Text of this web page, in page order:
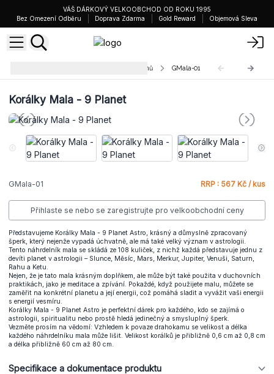
VÁŠ DÁRKOVÝ VELKOOBCHOD OD ROKU 1995
Bez Omezení Odběru
Doprava Zdarma Gold Reward Objemová Sleva
Korálky Mala ze Vzácných Kamenů GMala-01
Korálky Mala - 9 Planet
GMala-01 RRP : 567 Kč / kus
Přihlaste se nebo se zaregistrujte pro velkoobchodní ceny
Představujeme Korálky Mala - 9 Planet Astro, krásný a důmyslně zpracovaný
šperk, který nejenže vypadá úchvatně, ale má také velký význam v astrologii.
Tento náhrdelník mala se skládá ze 108 kuliček, z nichž každá představuje jednu z
devíti planet v astrologii – Slunce, Měsíc, Mars, Merkur, Jupiter, Venuši, Saturn,
Rahu a Ketu.
Nejen, že je tato mala krásným doplňkem, ale může být také použita v duchovních
praktikách, jako je meditace a zpívání. Pokaždé, když použijete malu, můžete se
zaměřit na konkrétní planetu a její energii, což pomáhá sladit a vyvážit vaši energii
s energií vesmíru.
Korálky Mala - 9 Planet Astro je perfektní dárek pro každého, kdo se zajímá o
astrologii, spiritualitu nebo prostě hledá jedinečný a smysluplný šperk.
Vezměte prosím na vědomí: Vzhledem k povaze drahokamu se velikost a délka
každého náhrdelníku mala může lišit. Velikost korálků je přibližně 0,6 cm až 0,8 cm
a délka přibližně 60 cm až 80 cm.
Specifikace a dokumentace produktu